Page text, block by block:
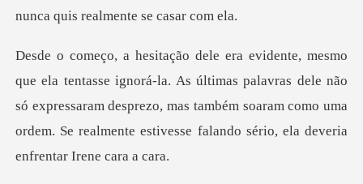
nunca q
s últimas palavras dele não
só expressaram desprezo, mas também soaram como uma
or